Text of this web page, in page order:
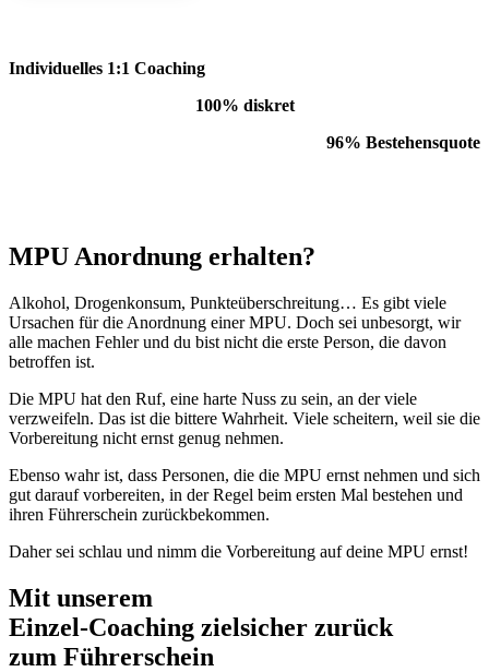
Individuelles 1:1 Coaching
100% diskret
96% Bestehensquote
MPU Anordnung erhalten?
Alkohol, Drogenkonsum, Punkteüberschreitung… Es gibt viele
Ursachen für die Anordnung einer MPU. Doch sei unbesorgt, wir
alle machen Fehler und du bist nicht die erste Person, die davon
betroffen ist.
Die MPU hat den Ruf, eine harte Nuss zu sein, an der viele
verzweifeln. Das ist die bittere Wahrheit. Viele scheitern, weil sie die
Vorbereitung nicht ernst genug nehmen.
Ebenso wahr ist, dass Personen, die die MPU ernst nehmen und sich
gut darauf vorbereiten, in der Regel beim ersten Mal bestehen und
ihren Führerschein zurückbekommen.
Daher sei schlau und nimm die Vorbereitung auf deine MPU ernst!
Mit unserem
Einzel-Coaching zielsicher zurück
zum Führerschein